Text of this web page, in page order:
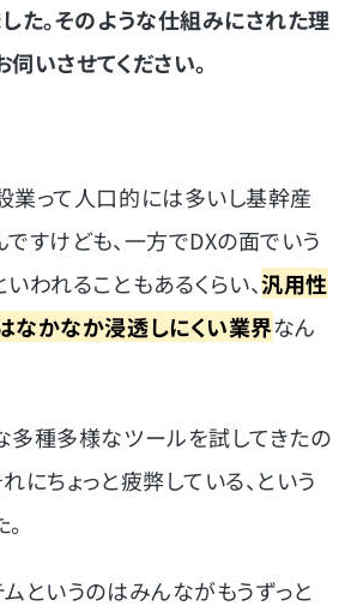
た。そのような仕組みにされた理
いさせてください。
業って人口的には多いし基幹産
すけども、一方でDXの面でいう
われることもあるくらい、汎用性
なかなか浸透しにくい業界なん
多種多様なツールを試してきたの
にちょっと疲弊している、という
というのはみんながもうずっと